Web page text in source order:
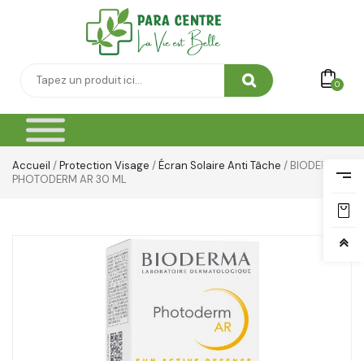
0
Accueil /Protection Visage /Écran Solaire Anti Tâche / BIODERMA
PHOTODERM AR 30 ML